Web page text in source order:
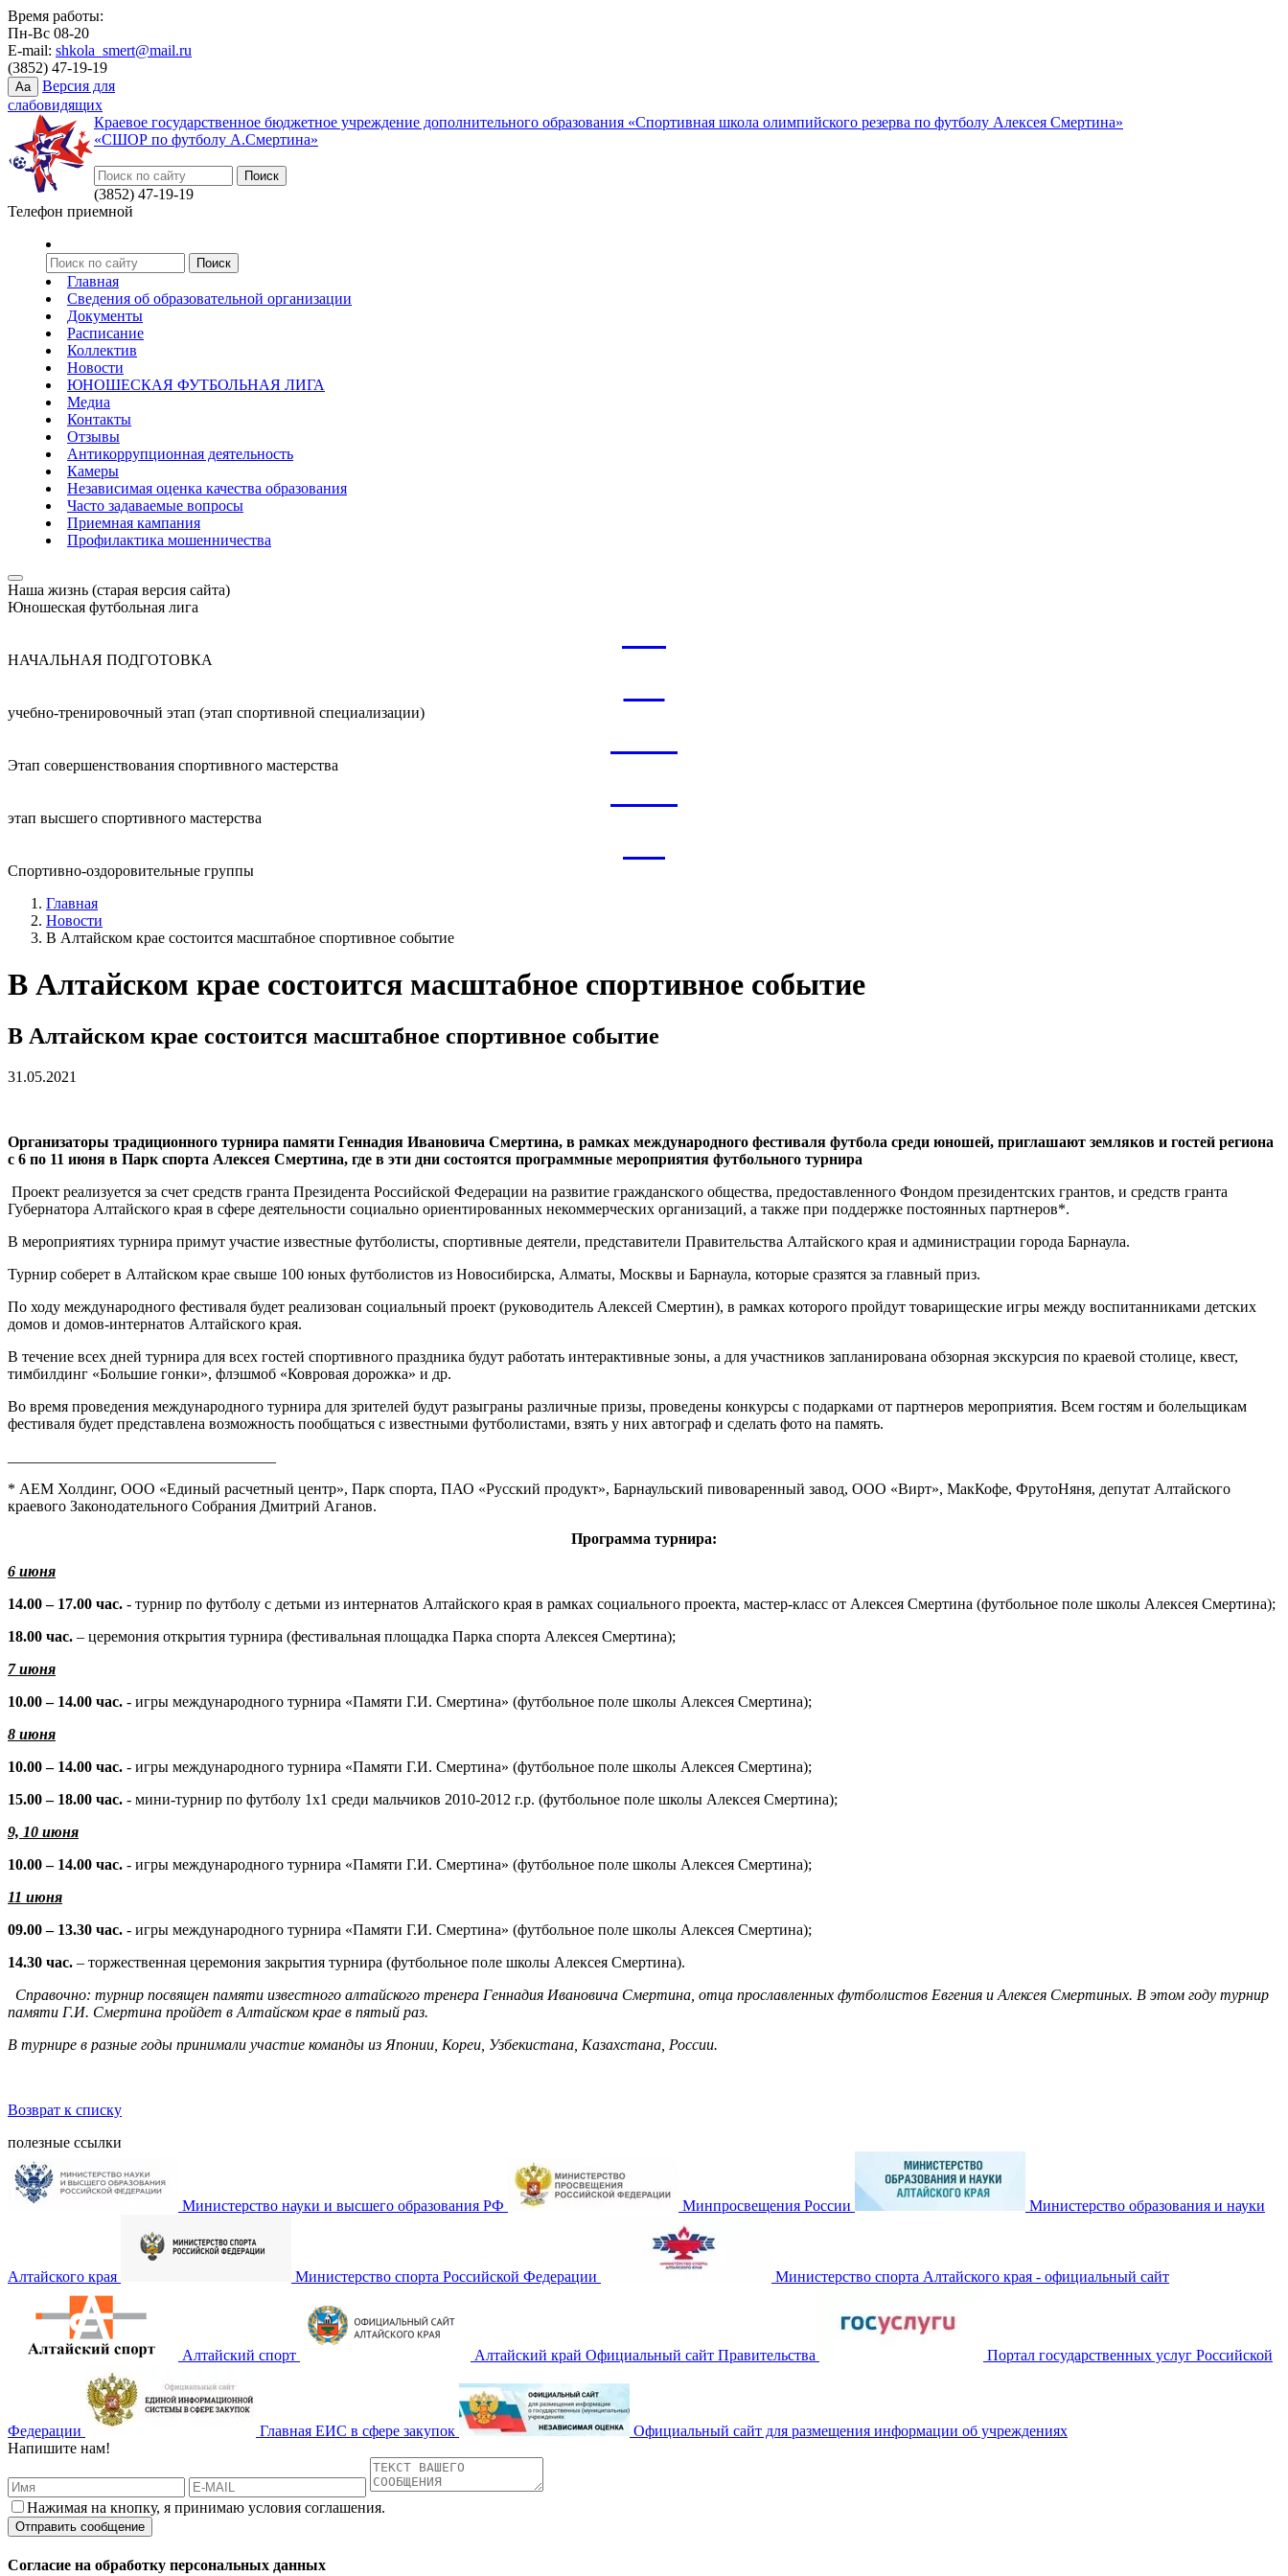
Время работы:
Пн-Вс 08-20
E-mail: shkola_smert@mail.ru
(3852) 47-19-19
Aa
Версия для
слабовидящих
Краевое государственное бюджетное учреждение дополнительного образования «Спортивная школа олимпийского резерва по футболу Алексея Смертина»
«СШОР по футболу А.Смертина»
(3852) 47-19-19
Телефон приемной
Главная
Сведения об образовательной организации
Документы
Расписание
Коллектив
Новости
ЮНОШЕСКАЯ ФУТБОЛЬНАЯ ЛИГА
Медиа
Контакты
Отзывы
Антикоррупционная деятельность
Камеры
Независимая оценка качества образования
Часто задаваемые вопросы
Приемная кампания
Профилактика мошенничества
Наша жизнь (старая версия сайта)
Юношеская футбольная лига
НАЧАЛЬНАЯ ПОДГОТОВКА
учебно-тренировочный этап (этап спортивной специализации)
Этап совершенствования спортивного мастерства
этап высшего спортивного мастерства
Спортивно-оздоровительные группы
Главная
Новости
В Алтайском крае состоится масштабное спортивное событие
В Алтайском крае состоится масштабное спортивное событие
В Алтайском крае состоится масштабное спортивное событие
31.05.2021
Организаторы традиционного турнира памяти Геннадия Ивановича Смертина, в рамках международного фестиваля футбола среди юношей, приглашают земляков и гостей региона
с 6 по 11 июня в Парк спорта Алексея Смертина, где в эти дни состоятся программные мероприятия футбольного турнира
Проект реализуется за счет средств гранта Президента Российской Федерации на развитие гражданского общества, предоставленного Фондом президентских грантов, и средств гранта
Губернатора Алтайского края в сфере деятельности социально ориентированных некоммерческих организаций, а также при поддержке постоянных партнеров*.
В мероприятиях турнира примут участие известные футболисты, спортивные деятели, представители Правительства Алтайского края и администрации города Барнаула.
Турнир соберет в Алтайском крае свыше 100 юных футболистов из Новосибирска, Алматы, Москвы и Барнаула, которые сразятся за главный приз.
По ходу международного фестиваля будет реализован социальный проект (руководитель Алексей Смертин), в рамках которого пройдут товарищеские игры между воспитанниками детских
домов и домов-интернатов Алтайского края.
В течение всех дней турнира для всех гостей спортивного праздника будут работать интерактивные зоны, а для участников запланирована обзорная экскурсия по краевой столице, квест,
тимбилдинг «Большие гонки», флэшмоб «Ковровая дорожка» и др.
Во время проведения международного турнира для зрителей будут разыграны различные призы, проведены конкурсы с подарками от партнеров мероприятия. Всем гостям и болельщикам
фестиваля будет представлена возможность пообщаться с известными футболистами, взять у них автограф и сделать фото на память.
* АЕМ Холдинг, ООО «Единый расчетный центр», Парк спорта, ПАО «Русский продукт», Барнаульский пивоваренный завод, ООО «Вирт», МакКофе, ФрутоНяня, депутат Алтайского
краевого Законодательного Собрания Дмитрий Аганов.
Программа турнира:
6 июня
14.00 – 17.00 час. - турнир по футболу с детьми из интернатов Алтайского края в рамках социального проекта, мастер-класс от Алексея Смертина (футбольное поле школы Алексея Смертина);
18.00 час. – церемония открытия турнира (фестивальная площадка Парка спорта Алексея Смертина);
7 июня
10.00 – 14.00 час. - игры международного турнира «Памяти Г.И. Смертина» (футбольное поле школы Алексея Смертина);
8 июня
10.00 – 14.00 час. - игры международного турнира «Памяти Г.И. Смертина» (футбольное поле школы Алексея Смертина);
15.00 – 18.00 час. - мини-турнир по футболу 1х1 среди мальчиков 2010-2012 г.р. (футбольное поле школы Алексея Смертина);
9, 10 июня
10.00 – 14.00 час. - игры международного турнира «Памяти Г.И. Смертина» (футбольное поле школы Алексея Смертина);
11 июня
09.00 – 13.30 час. - игры международного турнира «Памяти Г.И. Смертина» (футбольное поле школы Алексея Смертина);
14.30 час. – торжественная церемония закрытия турнира (футбольное поле школы Алексея Смертина).
Справочно: турнир посвящен памяти известного алтайского тренера Геннадия Ивановича Смертина, отца прославленных футболистов Евгения и Алексея Смертиных. В этом году турнир
памяти Г.И. Смертина пройдет в Алтайском крае в пятый раз.
В турнире в разные годы принимали участие команды из Японии, Кореи, Узбекистана, Казахстана, России.
Возврат к списку
полезные ссылки
Министерство науки и высшего образования РФ Минпросвещения России Министерство образования и науки
Алтайского края Министерство спорта Российской Федерации Министерство спорта Алтайского края - официальный сайт
Алтайский спорт Алтайский край Официальный сайт Правительства Портал государственных услуг Российской
Федерации Главная ЕИС в сфере закупок
Официальный сайт для размещения информации об учреждениях
Напишите нам!
Нажимая на кнопку, я принимаю условия соглашения.
Согласие на обработку персональных данных